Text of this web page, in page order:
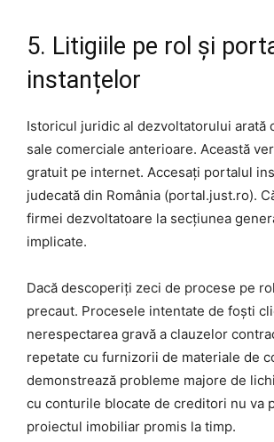
5. Litigiile pe rol și
instanțelor
Istoricul juridic al dezvoltatorului arată
sale comerciale anterioare. Această
gratuit pe internet. Accesați portalul
judecată din România (portal.just.ro).
firmei dezvoltatoare la secțiunea
implicate.
Dacă descoperiți zeci de procese pe
precaut. Procesele intentate de foști
nerespectarea gravă a clauzelor
repetate cu furnizorii de materiale de
demonstrează probleme majore de
cu conturile blocate de creditori nu va
proiectul imobiliar promis la timp.